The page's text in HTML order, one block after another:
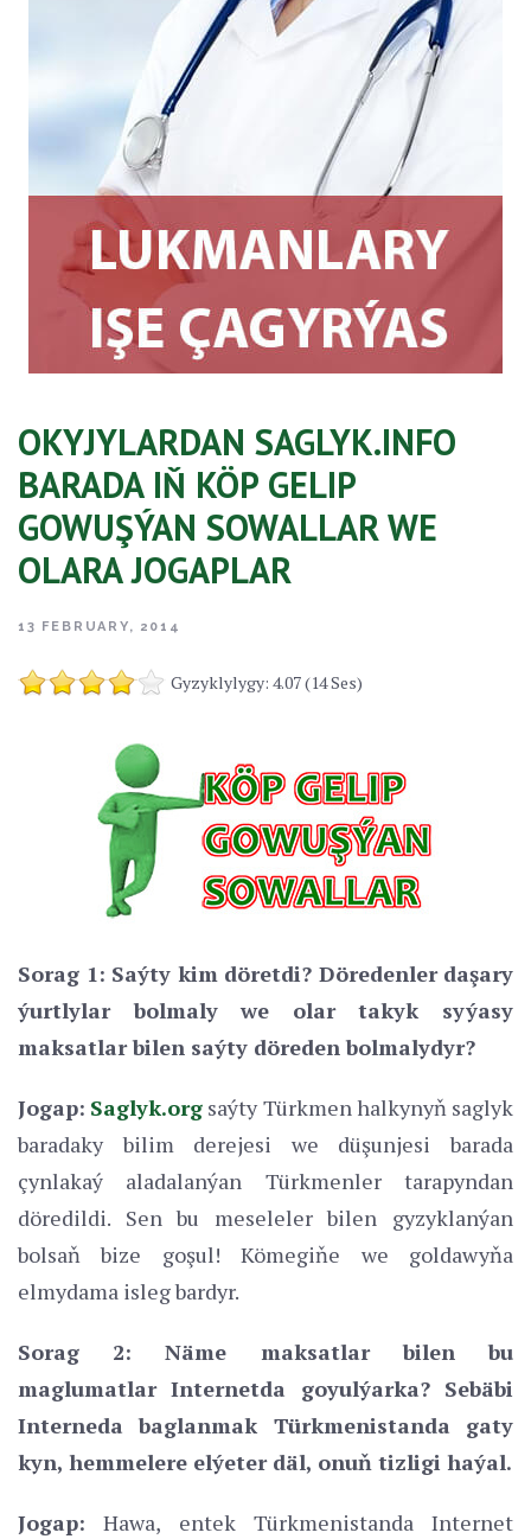
OKYJYLARDAN SAGLYK.INFO
BARADA IŇ KÖP GELIP
GOWUŞÝAN SOWALLAR WE
OLARA JOGAPLAR
13 FEBRUARY, 2014
Gyzyklylygy: 4.07 (14 Ses)
Sorag 1: Saýty kim döretdi? Döredenler daşary
ýurtlylar bolmaly we olar takyk syýasy
maksatlar bilen saýty döreden bolmalydyr?
Jogap: Saglyk.org saýty Türkmen halkynyň saglyk
baradaky bilim derejesi we düşunjesi barada
çynlakaý aladalanýan Türkmenler tarapyndan
döredildi. Sen bu meseleler bilen gyzyklanýan
bolsaň bize goşul! Kömegiňe we goldawyňa
elmydama isleg bardyr.
Sorag 2: Näme maksatlar bilen bu
maglumatlar Internetda goyulýarka? Sebäbi
Interneda baglanmak Türkmenistanda gaty
kyn, hemmelere elýeter däl, onuň tizligi haýal.
Jogap: Hawa, entek Türkmenistanda Internet